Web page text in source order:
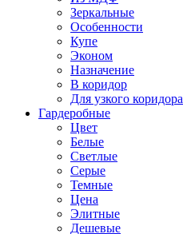
Зеркальные
Особенности
Купе
Эконом
Назначение
В коридор
Для узкого коридора
Гардеробные
Цвет
Белые
Светлые
Серые
Темные
Цена
Элитные
Дешевые